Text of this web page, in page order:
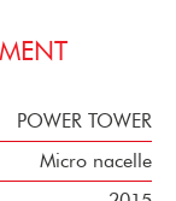
POWER TOWER
Micro nacelle